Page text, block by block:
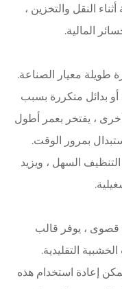
النقل والتخزين ،
المالية.
طويلة معيار الصناعة.
أو بدائل متكررة بسبب
، يفتخر بعمر أطول
بمرور الوقت.
السهل ، ويزيد
قصوى ، يوفر قالب
التقليدية.
إعادة استخدام هذه